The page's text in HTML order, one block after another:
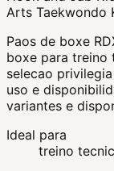
Arts Taekwondo
Paos de boxe
boxe para treino
selecao
uso e
variantes e
Ideal para
treino